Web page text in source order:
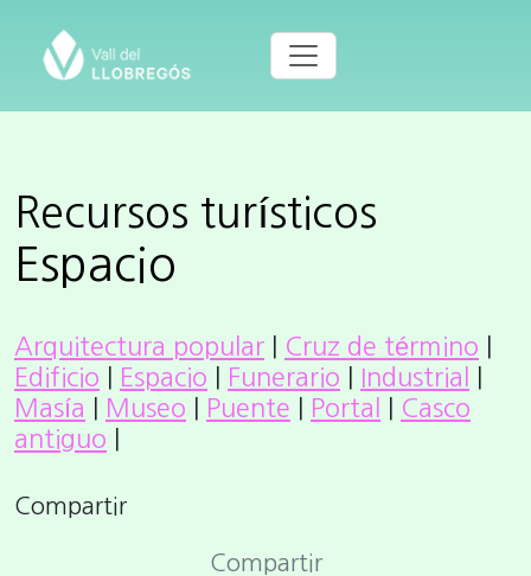
Recursos turísticos
Espacio
Arquitectura popular Cruz de término
Edificio
Espacio Funerario Industrial
Masía
Museo Puente Portal
Casco
antiguo
Compartir
Compartir